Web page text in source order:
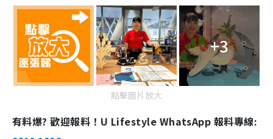
+3
點擊圖片放大
有料爆? 歡迎報料！U Lifestyle WhatsApp 報料專線: